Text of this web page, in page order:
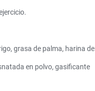
grasa de palma, harina de
en polvo, gasificante